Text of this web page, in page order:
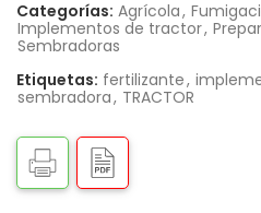
Categorías: Agrícola,
Implementos de tractor,
Sembradoras
Etiquetas: fertilizante,
sembradora, TRACTOR